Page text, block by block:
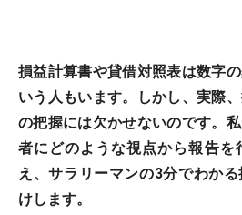
損益計算書や貸借対照表は数字
いう人もいます。しかし、実際
の把握には欠かせないのです。
者にどのような視点から報告を
え、サラリーマンの3分でわか
けします。